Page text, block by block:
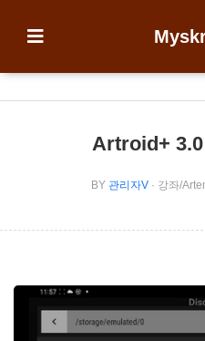
Artroid+
BY 관리자V 강좌/